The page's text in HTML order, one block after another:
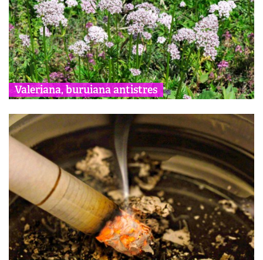
Valeriana, buruiana antistres